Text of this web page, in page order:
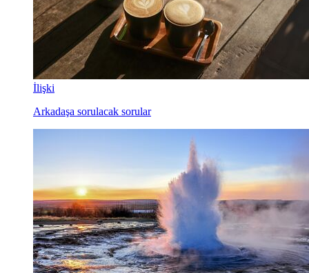
İlişki
Arkadaşa sorulacak sorular